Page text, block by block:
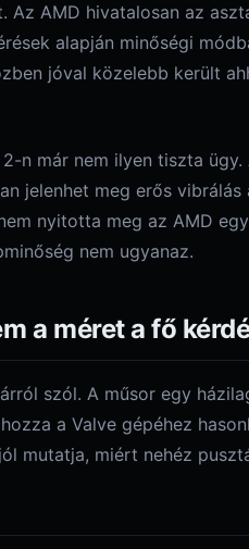
Az AMD hivatalosan az
alapján minőségi
jóval közelebb került
n már nem ilyen tiszta
jelenhet meg erős
nyitotta meg az AMD
nem ugyanaz.
a méret a fő
szól. A műsor egy
a Valve gépéhez
mutatja, miért nehéz